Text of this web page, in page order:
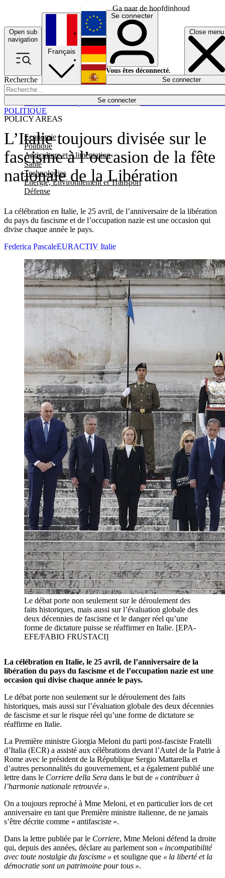
Ga naar de hoofdinhoud
Open sub
navigation
Close menu
Recherche
Se connecter
POLICY AREAS
Economie
Politique
Agriculture et Alimentation
Santé
Technologies
Energie, Environnement et Transport
Défense
Économie
Français
English
Deutsch
Español
Se connecter
Vous êtes déconnecté.
Se connecter
L’Italie toujours divisée sur le
fascisme à l’occasion de la fête
nationale de la Libération
La célébration en Italie, le 25 avril, de l’anniversaire de la libération
du pays du fascisme et de l’occupation nazie est une occasion qui
divise chaque année le pays.
POLITIQUE
Federica PascaleEURACTIV Italie
Le débat porte non seulement sur le déroulement des
faits historiques, mais aussi sur l’évaluation globale des
deux décennies de fascisme et le danger réel qu’une
forme de dictature puisse se réaffirmer en Italie. [EPA-
EFE/FABIO FRUSTACI]
La célébration en Italie, le 25 avril, de l’anniversaire de la
libération du pays du fascisme et de l’occupation nazie est une
occasion qui divise chaque année le pays.
Le débat porte non seulement sur le déroulement des faits
historiques, mais aussi sur l’évaluation globale des deux décennies
de fascisme et sur le risque réel qu’une forme de dictature se
réaffirme en Italie.
La Première ministre Giorgia Meloni du parti post-fasciste Fratelli
d’Italia (ECR) a assisté aux célébrations devant l’Autel de la Patrie à
Rome avec le président de la République Sergio Mattarella et
d’autres personnalités du gouvernement, et a également publié une
lettre dans le Corriere della Sera dans le but de « contribuer à
l’harmonie nationale retrouvée ».
On a toujours reproché à Mme Meloni, et en particulier lors de cet
anniversaire en tant que Première ministre italienne, de ne jamais
s’être décrite comme « antifasciste ».
Dans la lettre publiée par le Corriere, Mme Meloni défend la droite
qui, depuis des années, déclare au parlement son « incompatibilité
avec toute nostalgie du fascisme » et souligne que « la liberté et la
démocratie sont un patrimoine pour tous ».